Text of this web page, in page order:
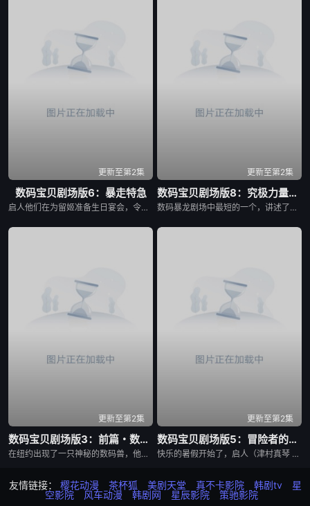
更新至第2集
数码宝贝剧场版6：暴走特急
启人他们在为留姬准备生日宴会，令留姬很生气，在留姬训启人时，出现了一只奇怪的究极体数码暴龙——寄生兽！它附身在列车型完全体数码暴龙上，并且控制了留姬，打倒了妖狐兽和堕天地狱兽，还将列车型数码暴龙变成了究极体！被轻易打败后，放出无数自己的复制品，孩子们的生命危在旦夕......，此刻，真红莲形态再次出现……
更新至第2集
数码宝贝剧场版8：究极力量！爆裂模式发动
数码暴龙剧场中最短的一个，讲述了亚古兽、加奥兽和拉拉兽在帮助一名被野人兽所追逐的人类小女孩之后，从她口中得知阿戈斯兽就是把大门大等人与亚古兽分开的罪魁祸首。最终在数码兽在女孩的指引下见到了阿戈斯兽......
更新至第2集
数码宝贝剧场版3：前篇・数码兽飓风登陆！！后篇・超绝进化！
在纽约出现了一只神秘的数码兽，他利用自己特殊的力量将太一、阿和、阿空、光子郎、美美、阿丈带到了一个陌生的世界。同时，在纽约的八神光和高石武发现了这只数码兽，并且看到一个美国小孩与数码兽对话之后逃走的情况。巴达兽悄悄地尾随其后，得知这个小孩要去一个叫“花场”的地方寻找“夏天的回忆”。大家赶至那里。 收到小光的电子邮件的大辅他们马上坐飞机来到了美国......
更新至第2集
数码宝贝剧场版5：冒险者的战斗
快乐的暑假开始了，启人（津村真琴 配音）为了扫墓来到了风光秀丽的冲绳，在海边，他和阿海（佐伯鹏 配音）一起救下了一位名为美波（三石琴乃 配音）的少女，后者遭到了数码兽的攻击，这些数码兽的目标，似乎是美波所携带的一台笔记本电脑，在电脑里究竟隐藏了怎样的秘密？让启人感到意外的是，美波的遇险催生了数码宝贝石狮兽（津久井教生 配音）的诞生，它的使命为何？ 启人发现，在风靡全球的电子宠物V-Pet背后，隐藏着一个惊人的秘密，贪婪邪恶的曼法斯兽企图通过虚拟的数码兽摧毁人类世界，实现它建立数码世界的野心。面对强大的对手，启人和朋友们该何去何从？
友情链接： 樱花动漫 茶杯狐 美剧天堂 真不卡影院 韩剧tv
星
空影院
风车动漫 韩剧网 星辰影院 策驰影院